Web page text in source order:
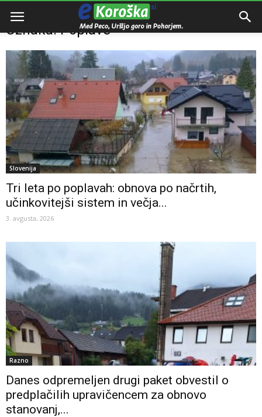
Domov Poplave
Oznaka: Poplave
Slovenija
Tri leta po poplavah: obnova po načrtih,
učinkovitejši sistem in večja...
3. avgusta, 2026
Razno
Danes odpremeljen drugi paket obvestil o
predplačilih upravičencem za obnovo
stanovanj,...